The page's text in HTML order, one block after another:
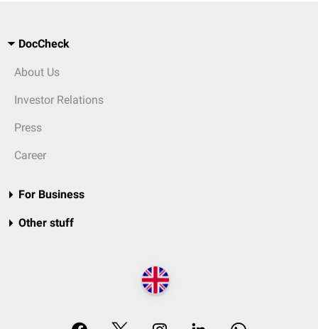
DocCheck
About Us
Investor Relations
Press
Career
For Business
Other stuff